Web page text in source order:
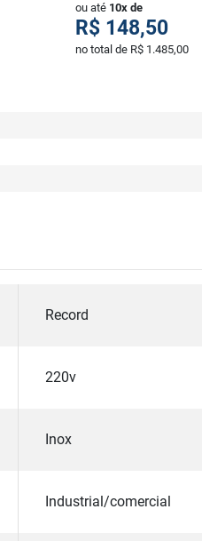
ou até 10x de
R$ 148,50
no total de R$ 1.485,00
Record
220v
Inox
Industrial/comercial